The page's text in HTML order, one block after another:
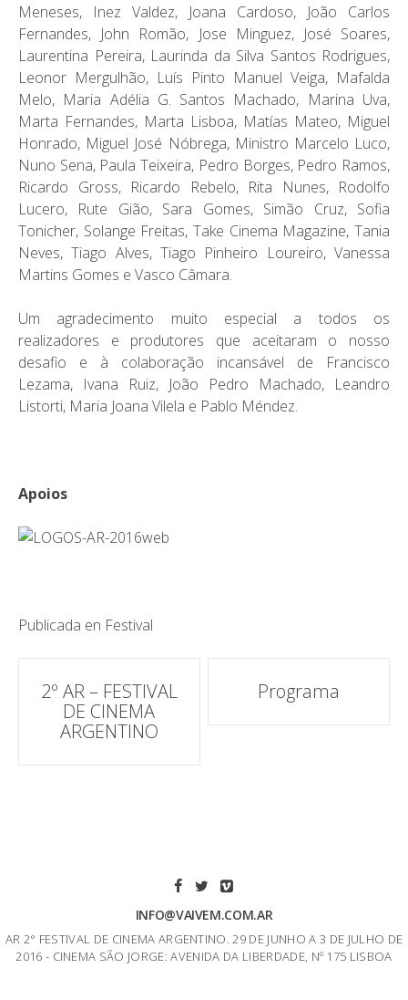
Meneses, Inez Valdez, Joana Cardoso, João Carlos
Fernandes, John Romão, Jose Minguez, José Soares,
Laurentina Pereira, Laurinda da Silva Santos Rodrigues,
Leonor Mergulhão, Luís Pinto Manuel Veiga, Mafalda
Melo, Maria Adélia G. Santos Machado, Marina Uva,
Marta Fernandes, Marta Lisboa, Matías Mateo, Miguel
Honrado, Miguel José Nóbrega, Ministro Marcelo Luco,
Nuno Sena, Paula Teixeira, Pedro Borges, Pedro Ramos,
Ricardo Gross, Ricardo Rebelo, Rita Nunes, Rodolfo
Lucero, Rute Gião, Sara Gomes, Simão Cruz, Sofia
Tonicher, Solange Freitas, Take Cinema Magazine, Tania
Neves, Tiago Alves, Tiago Pinheiro Loureiro, Vanessa
Martins Gomes e Vasco Câmara.
Um agradecimento muito especial a todos os
realizadores e produtores que aceitaram o nosso
desafio e à colaboração incansável de Francisco
Lezama, Ivana Ruiz, João Pedro Machado, Leandro
Listorti, Maria Joana Vilela e Pablo Méndez.
Apoios
Publicada en Festival
Navegación
correos
2º AR – FESTIVAL
DE CINEMA
ARGENTINO
Programa
INFO@VAIVEM.COM.AR
AR 2° FESTIVAL DE CINEMA ARGENTINO. 29 DE JUNHO A 3 DE JULHO DE
2016 - CINEMA SÃO JORGE: AVENIDA DA LIBERDADE, Nº 175 LISBOA